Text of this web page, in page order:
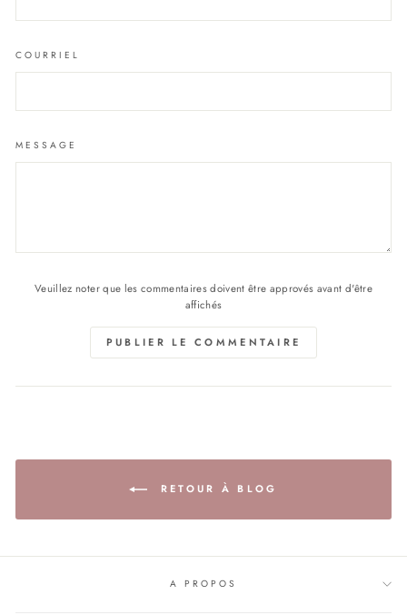
COURRIEL
MESSAGE
Veuillez noter que les commentaires doivent être approvés avant d'être
affichés
PUBLIER LE COMMENTAIRE
RETOUR À BLOG
A PROPOS